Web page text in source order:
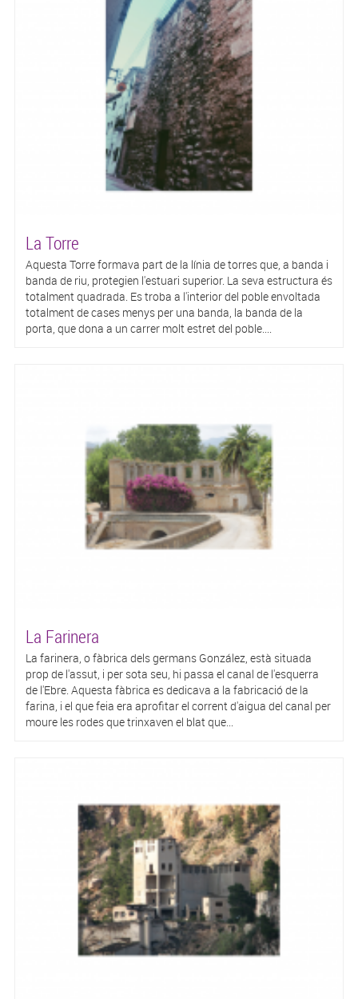
La Torre
Aquesta Torre formava part de la línia de torres que, a banda i
banda de riu, protegien l'estuari superior. La seva estructura és
totalment quadrada. Es troba a l'interior del poble envoltada
totalment de cases menys per una banda, la banda de la
porta, que dona a un carrer molt estret del poble....
La Farinera
La farinera, o fàbrica dels germans González, està situada
prop de l'assut, i per sota seu, hi passa el canal de l'esquerra
de l'Ebre. Aquesta fàbrica es dedicava a la fabricació de la
farina, i el que feia era aprofitar el corrent d'aigua del canal per
moure les rodes que trinxaven el blat que...